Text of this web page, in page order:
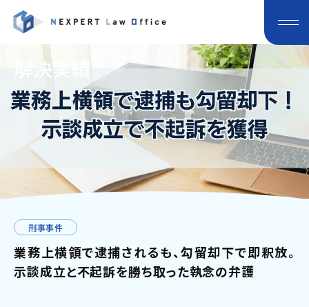
解決実績
刑事事件
業務上横領で逮捕されるも、勾留却下で即釈放。
示談成立と不起訴を勝ち取った執念の弁護